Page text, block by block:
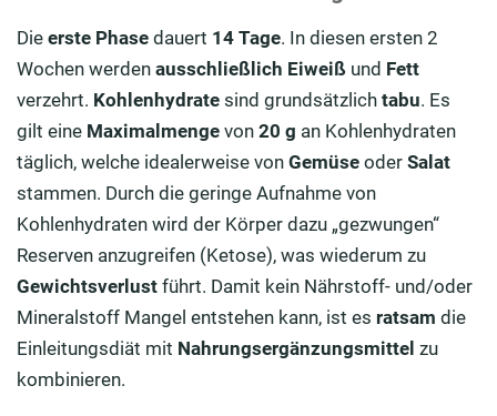
Die erste Phase dauert 14 Tage. In diesen ersten 2
Wochen werden ausschließlich Eiweiß und Fett
verzehrt. Kohlenhydrate sind grundsätzlich tabu. Es
gilt eine Maximalmenge von 20 g an Kohlenhydraten
täglich, welche idealerweise von Gemüse oder Salat
stammen. Durch die geringe Aufnahme von
Kohlenhydraten wird der Körper dazu „gezwungen“
Reserven anzugreifen (Ketose), was wiederum zu
Gewichtsverlust führt. Damit kein Nährstoff- und/oder
Mineralstoff Mangel entstehen kann, ist es ratsam die
Einleitungsdiät mit Nahrungsergänzungsmittel zu
kombinieren.